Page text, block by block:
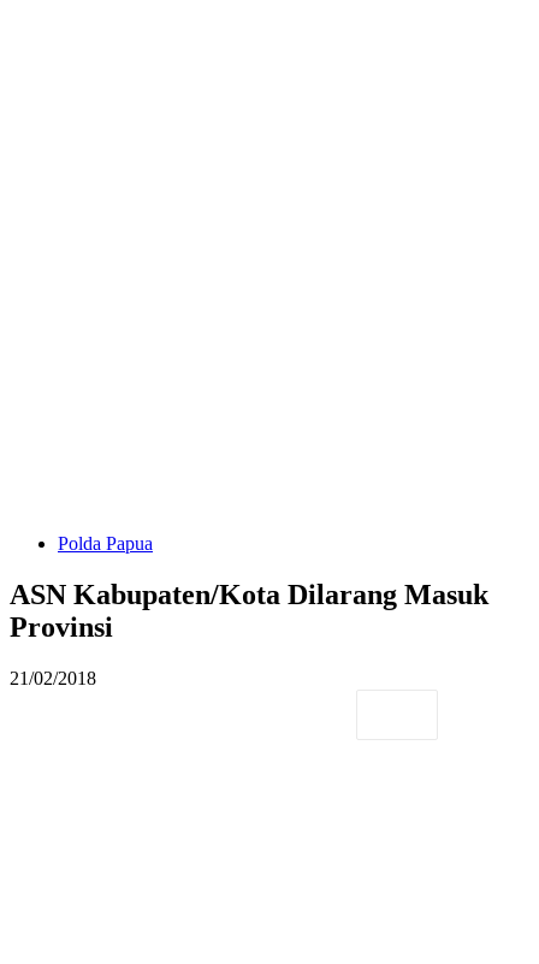
Polda Papua
ASN Kabupaten/Kota Dilarang Masuk
Provinsi
21/02/2018